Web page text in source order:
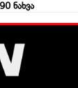
ნახვა